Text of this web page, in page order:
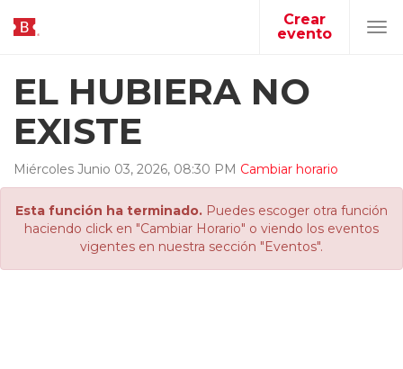
Crear
evento
EL HUBIERA NO
EXISTE
Miércoles Junio 03, 2026, 08:30 PM Cambiar horario
Esta función ha terminado. Puedes escoger otra función
haciendo click en "Cambiar Horario" o viendo los eventos
vigentes en nuestra sección "Eventos".